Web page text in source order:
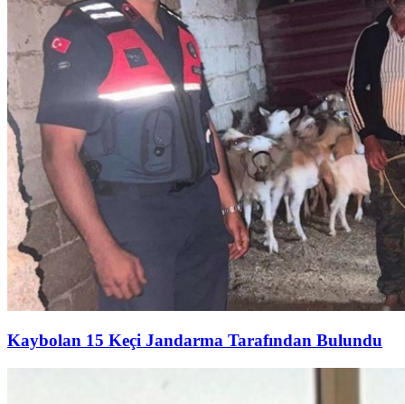
Kaybolan 15 Keçi Jandarma Tarafından Bulundu